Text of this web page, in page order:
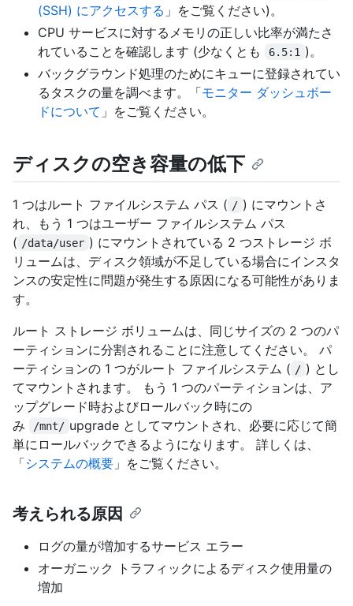
(SSH) にアクセスする 」をご覧ください)。
CPU サービスに対するメモリの正しい比率が満たさ
れていることを確認します (少なくとも
6.5:1 )。
バックグラウンド処理のためにキューに登録されてい
るタスクの量を調べます。「モニター ダッシュボー
ドについて 」をご覧ください。
ディスクの空き容量の低下
1 つはルート ファイルシステム パス ( / ) にマウントさ
れ、もう 1 つはユーザー ファイルシステム パス
( /data/user ) にマウントされている 2 つストレージ ボ
リュームは、ディスク領域が不足している場合にインスタ
ンスの安定性に問題が発生する原因になる可能性がありま
す。
ルート ストレージ ボリュームは、同じサイズの 2 つのパ
ーティションに分割されることに注意してください。 パ
ーティションの 1 つがルート ファイルシステム ( / ) とし
てマウントされます。 もう 1 つのパーティションは、ア
ップグレード時およびロールバック時にの
み
/mnt/ upgrade としてマウントされ、必要に応じて簡
単にロールバックできるようになります。 詳しくは、
「システムの概要 」をご覧ください。
考えられる原因
ログの量が増加するサービス エラー
オーガニック トラフィックによるディスク使用量の
増加